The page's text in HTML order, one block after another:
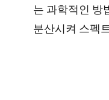
는 과학적인 방
분산시켜 스펙